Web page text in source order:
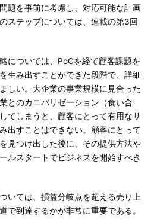
題を事前に考慮し、対応可能な計画
ステップについては、連載の第3回
については、PoCを経て顧客課題を
生み出すことができた段階で、詳細
しい。大企業の事業規模に見合った
とのカニバリゼーション（食い合
てしまうと、顧客にとって有用なサ
出すことはできない。顧客にとって
見つけ出した後に、その提供方法や
ルスタートでビジネスを開始すべき
いては、損益分岐点を超える売り上
で到達するかが非常に重要である。